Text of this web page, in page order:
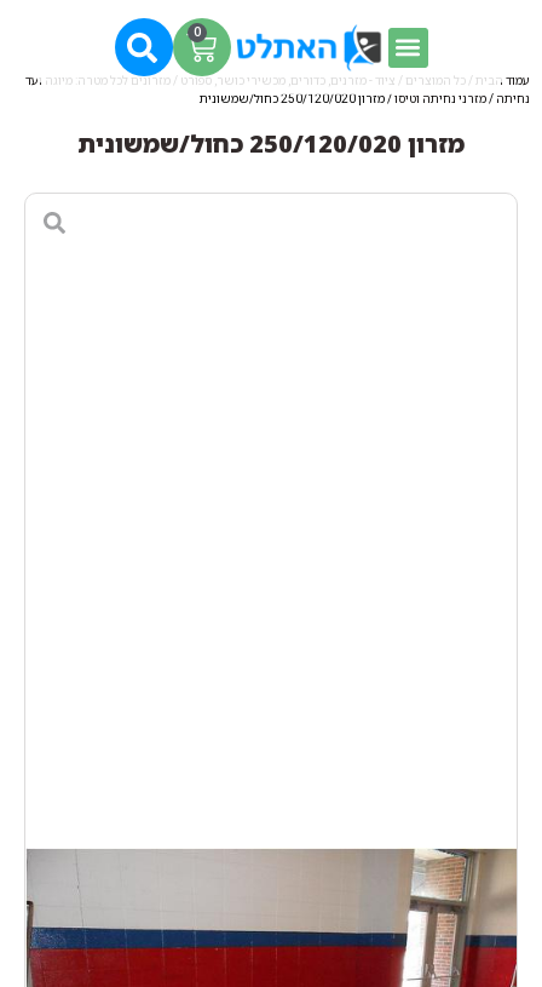
0
עמוד הבית / כל המוצרים / ציוד - מזרנים, כדורים, מכשירי כושר, ספורט / מזרונים לכל מטרה: מיוגה ועד
נחיתה /מזרני נחיתה וטיסו/ מזרון 250/120/020 כחול/שמשונית
מזרון 250/120/020 כחול/שמשונית